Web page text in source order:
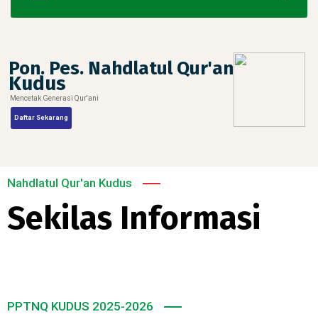
Mencetak Generasi Qur'ani
Daftar Sekarang
Pon. Pes. Nahdlatul Qur'an
Kudus
Nahdlatul Qur'an Kudus
Sekilas Informasi
PPTNQ KUDUS 2025-2026